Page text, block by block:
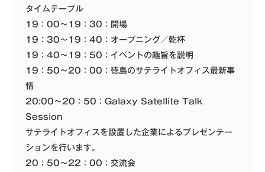
タイムテーブル
19：00～19：30：開場
19：30～19：40：オープニング／乾杯
19：40～19：50：イベントの趣旨を説明
19：50～20：00：徳島のサテライトオフィス最新事
情
20:00～20：50：Galaxy Satellite Talk
Session
サテライトオフィスを設置した企業によるプレゼンテー
ションを行います。
20：50～22：00：交流会